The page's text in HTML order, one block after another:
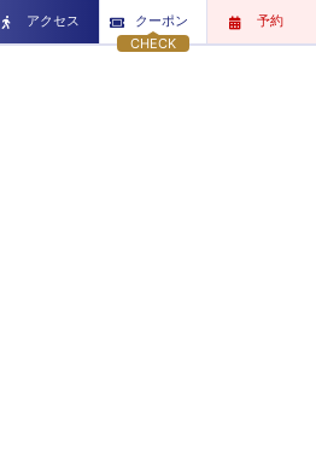
アクセス
CHECK
クーポン 予約